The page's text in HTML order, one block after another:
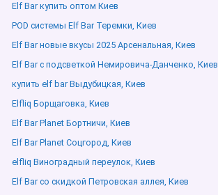
Elf Bar купить оптом Киев
POD системы Elf Bar Теремки, Киев
Elf Bar новые вкусы 2025 Арсенальная, Киев
Elf Bar с подсветкой Немировича-Данченко, Киев
купить elf bar Выдубицкая, Киев
Elfliq Борщаговка, Киев
Elf Bar Planet Бортничи, Киев
Elf Bar Planet Соцгород, Киев
elfliq Виноградный переулок, Киев
Elf Bar со скидкой Петровская аллея, Киев